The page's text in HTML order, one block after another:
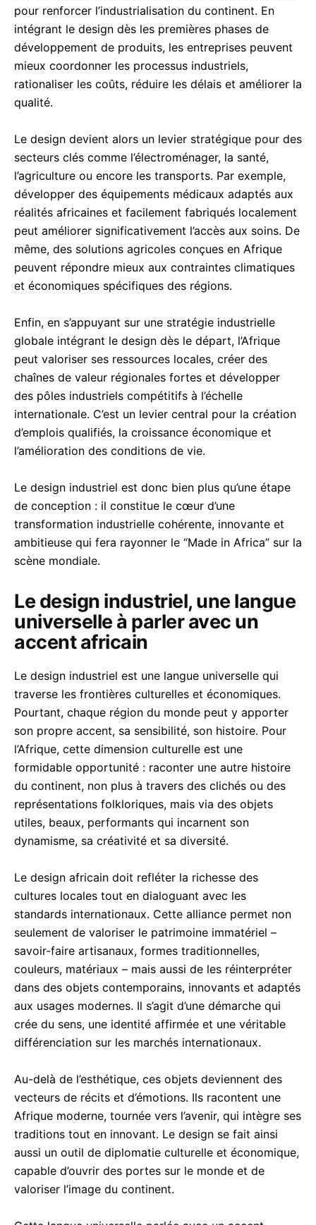
pour renforcer l’industrialisation du continent. En
intégrant le design dès les premières phases de
développement de produits, les entreprises peuvent
mieux coordonner les processus industriels,
rationaliser les coûts, réduire les délais et améliorer la
qualité.
Le design devient alors un levier stratégique pour des
secteurs clés comme l’électroménager, la santé,
l’agriculture ou encore les transports. Par exemple,
développer des équipements médicaux adaptés aux
réalités africaines et facilement fabriqués localement
peut améliorer significativement l’accès aux soins. De
même, des solutions agricoles conçues en Afrique
peuvent répondre mieux aux contraintes climatiques
et économiques spécifiques des régions.
Enfin, en s’appuyant sur une stratégie industrielle
globale intégrant le design dès le départ, l’Afrique
peut valoriser ses ressources locales, créer des
chaînes de valeur régionales fortes et développer
des pôles industriels compétitifs à l’échelle
internationale. C’est un levier central pour la création
d’emplois qualifiés, la croissance économique et
l’amélioration des conditions de vie.
Le design industriel est donc bien plus qu’une étape
de conception : il constitue le cœur d’une
transformation industrielle cohérente, innovante et
ambitieuse qui fera rayonner le “Made in Africa” sur la
scène mondiale.
Le design industriel, une langue
universelle à parler avec un
accent africain
Le design industriel est une langue universelle qui
traverse les frontières culturelles et économiques.
Pourtant, chaque région du monde peut y apporter
son propre accent, sa sensibilité, son histoire. Pour
l’Afrique, cette dimension culturelle est une
formidable opportunité : raconter une autre histoire
du continent, non plus à travers des clichés ou des
représentations folkloriques, mais via des objets
utiles, beaux, performants qui incarnent son
dynamisme, sa créativité et sa diversité.
Le design africain doit refléter la richesse des
cultures locales tout en dialoguant avec les
standards internationaux. Cette alliance permet non
seulement de valoriser le patrimoine immatériel –
savoir-faire artisanaux, formes traditionnelles,
couleurs, matériaux – mais aussi de les réinterpréter
dans des objets contemporains, innovants et adaptés
aux usages modernes. Il s’agit d’une démarche qui
crée du sens, une identité affirmée et une véritable
différenciation sur les marchés internationaux.
Au-delà de l’esthétique, ces objets deviennent des
vecteurs de récits et d’émotions. Ils racontent une
Afrique moderne, tournée vers l’avenir, qui intègre ses
traditions tout en innovant. Le design se fait ainsi
aussi un outil de diplomatie culturelle et économique,
capable d’ouvrir des portes sur le monde et de
valoriser l’image du continent.